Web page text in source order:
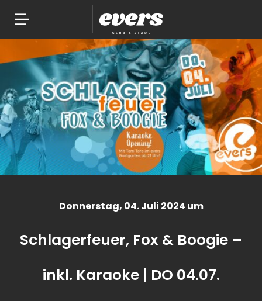
Donnerstag, 04. Juli 2024 um
Schlagerfeuer, Fox & Boogie –
inkl. Karaoke | DO 04.07.